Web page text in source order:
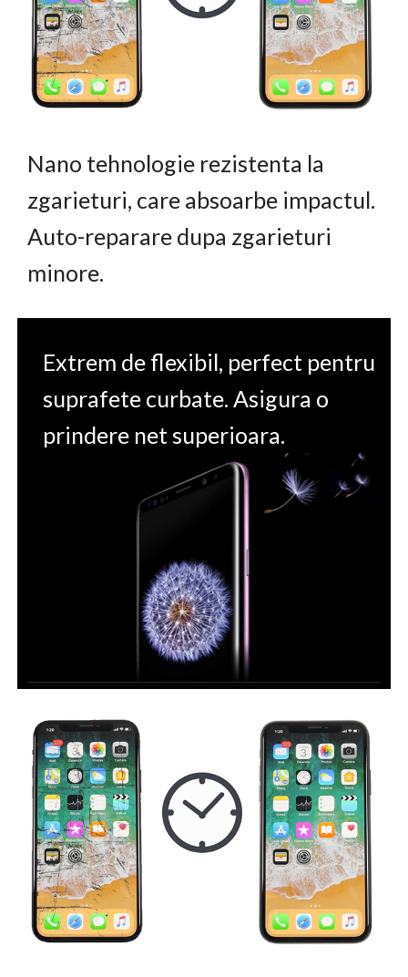
Nano tehnologie rezistenta la
zgarieturi, care absoarbe impactul.
Auto-reparare dupa zgarieturi
minore.
Extrem de flexibil, perfect pentru
suprafete curbate. Asigura o
prindere net superioara.